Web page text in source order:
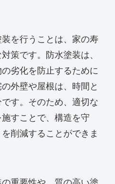
を行うことは、家の寿
策です。防水塗装は、
劣化を防止するために
外壁や屋根は、時間と
す。そのため、適切な
すことで、構造を守
削減することができま